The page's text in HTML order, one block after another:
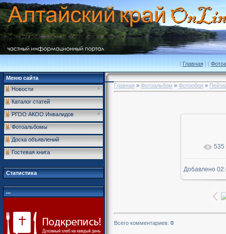
[ Главная ] [
Меню сайта
Новости
Каталог статей
РГОО АКОО Инвалидов
Фотоальбомы
Доска объявлений
Гостевая книга
Статистика
...
Главная » Фотоальбом » Фотообои »
В
535
Добавлено
Всего комментариев: 0